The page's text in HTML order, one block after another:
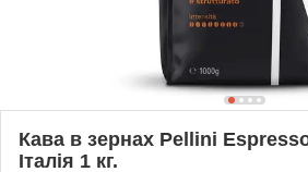
Кава в зернах Pellini
Італія 1 кг.